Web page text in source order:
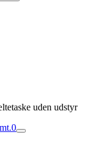
uden udstyr
0